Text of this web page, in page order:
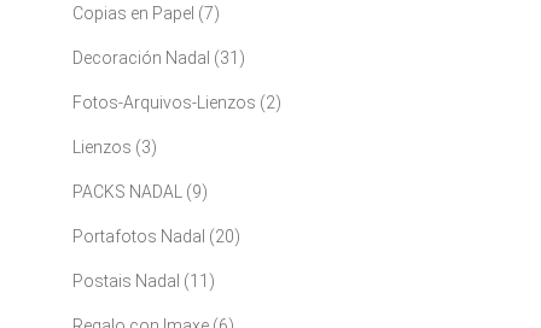
Copias en Papel (7)
Decoración Nadal (31)
Fotos-Arquivos-Lienzos (2)
Lienzos (3)
PACKS NADAL (9)
Portafotos Nadal (20)
Postais Nadal (11)